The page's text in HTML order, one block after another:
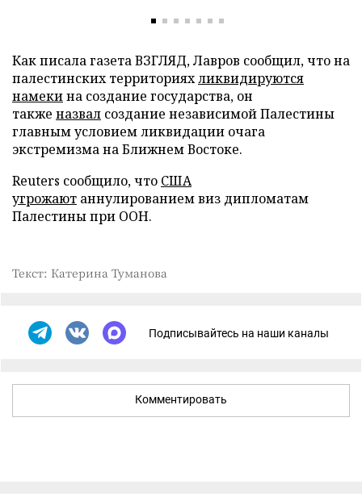
Как писала газета ВЗГЛЯД, Лавров сообщил, что на
палестинских территорияхликвидируются
намекина создание государства, он
также назвал создание независимой Палестины
главным условием ликвидации очага
экстремизма на Ближнем Востоке.
Reuters сообщило, что США
угрожают аннулированием виз дипломатам
Палестины при ООН.
Текст: Катерина Туманова
Подписывайтесь на наши каналы
Комментировать